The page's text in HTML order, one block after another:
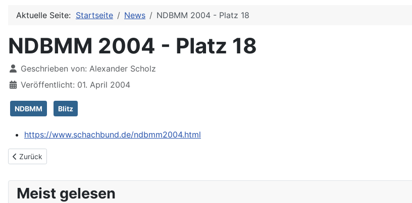
Aktuelle Seite: Startseite News NDBMM 2004 - Platz 18
NDBMM 2004 - Platz 18
DetailsGeschrieben von: Alexander Scholz
Veröffentlicht: 01. April 2004
NDBMM Blitz
https://www.schachbund.de/ndbmm2004.html
Vorheriger Beitrag: NDBMM 2007 - Platz 10
Zurück
Meist gelesen